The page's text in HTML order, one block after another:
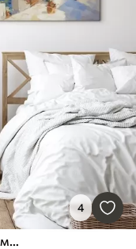
4
Картина, що зображує прибережне містечко